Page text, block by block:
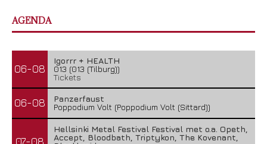
AGENDA
06-08
Igorrr + HEALTH
013 (013 (Tilburg))
Tickets
06-08
Panzerfaust
Poppodium Volt (Poppodium Volt (Sittard))
07-08
Hellsinki Metal Festival Festival met o.a. Opeth,
Accept, Bloodbath, Triptykon, The Kovenant,